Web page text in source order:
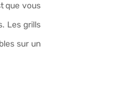
que vous
Les grills
sur un